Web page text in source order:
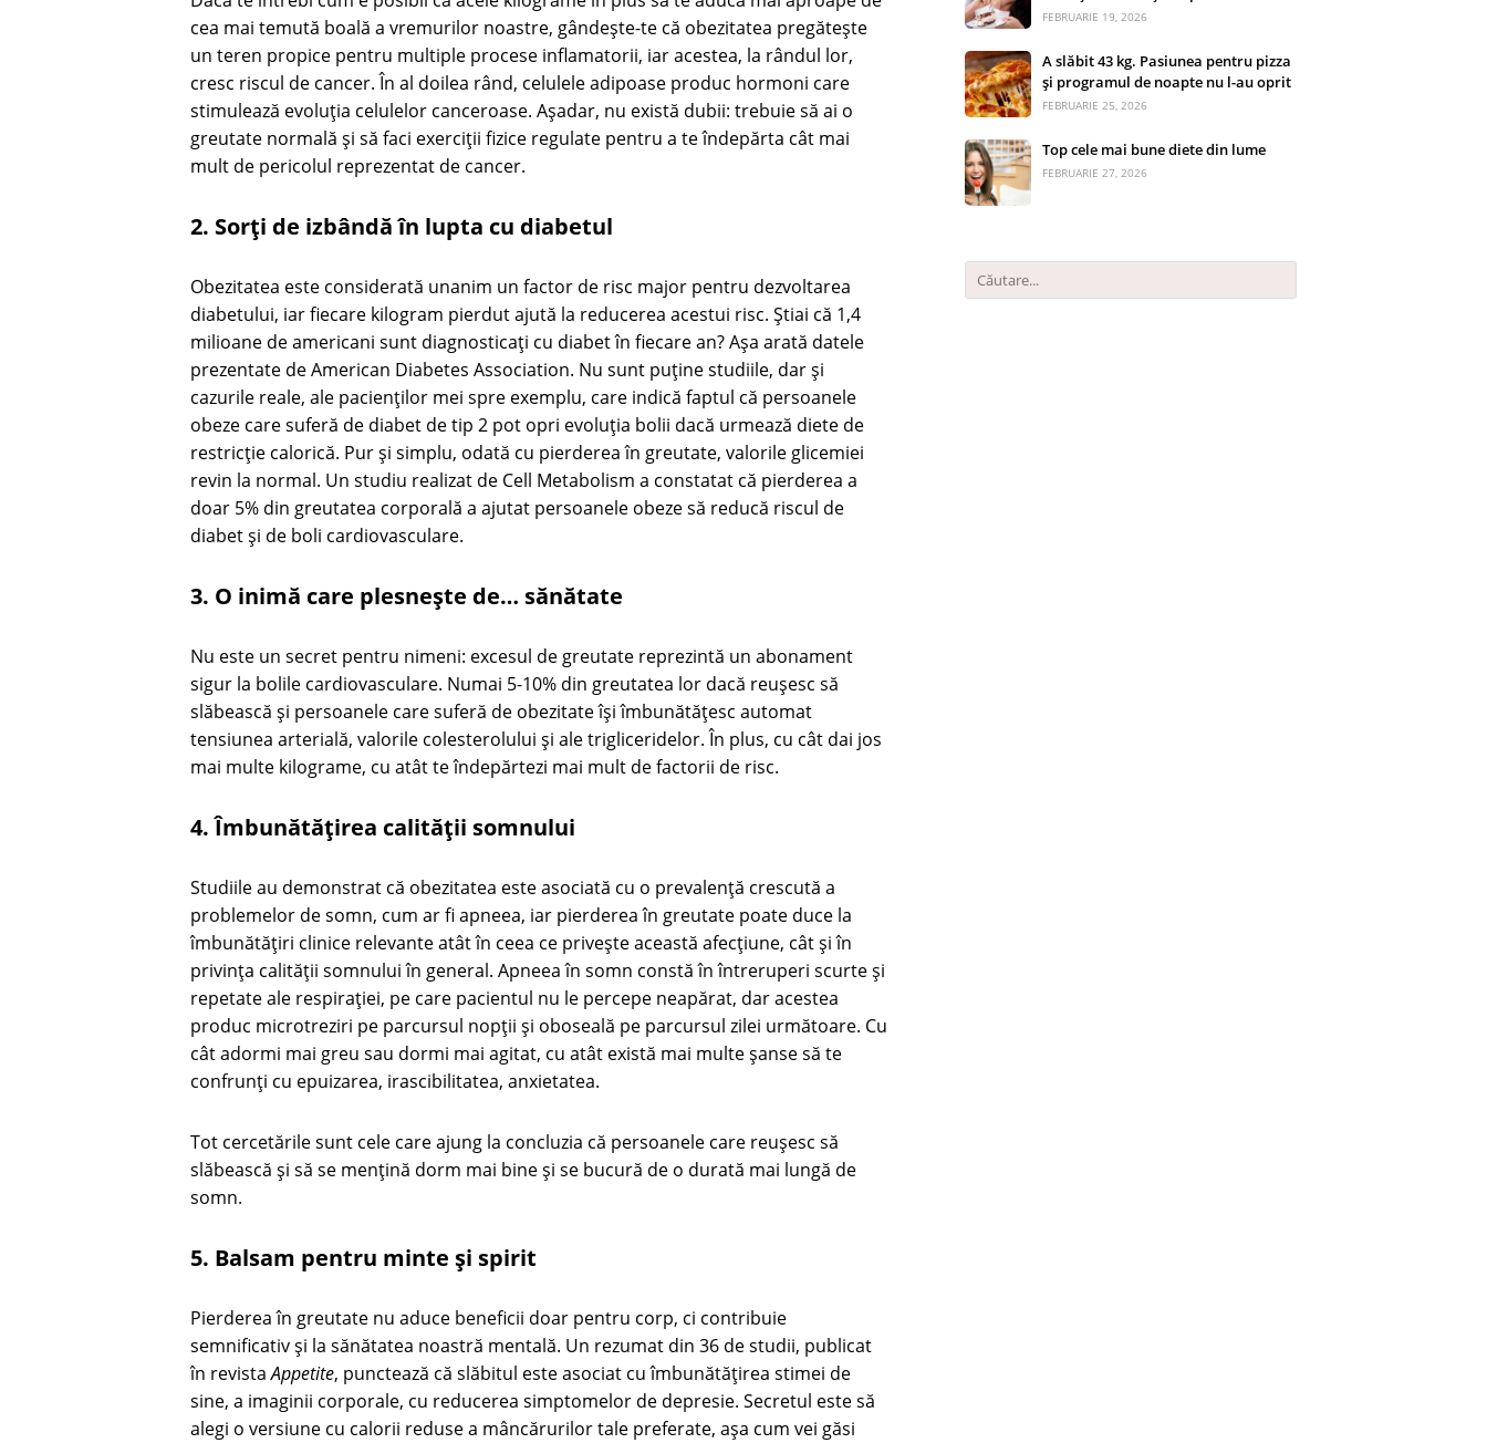
cea mai temută boală a vremurilor noastre, gândește-te că obezitatea pregătește
un teren propice pentru multiple procese inflamatorii, iar acestea, la rândul lor,
cresc riscul de cancer. În al doilea rând, celulele adipoase produc hormoni care
stimulează evoluția celulelor canceroase. Așadar, nu există dubii: trebuie să ai o
greutate normală și să faci exerciții fizice regulate pentru a te îndepărta cât mai
mult de pericolul reprezentat de cancer.
2. Sorți de izbândă în lupta cu diabetul
Obezitatea este considerată unanim un factor de risc major pentru dezvoltarea
diabetului, iar fiecare kilogram pierdut ajută la reducerea acestui risc. Știai că 1,4
milioane de americani sunt diagnosticați cu diabet în fiecare an? Așa arată datele
prezentate de American Diabetes Association. Nu sunt puține studiile, dar și
cazurile reale, ale pacienților mei spre exemplu, care indică faptul că persoanele
obeze care suferă de diabet de tip 2 pot opri evoluția bolii dacă urmează diete de
restricție calorică. Pur și simplu, odată cu pierderea în greutate, valorile glicemiei
revin la normal. Un studiu realizat de Cell Metabolism a constatat că pierderea a
doar 5% din greutatea corporală a ajutat persoanele obeze să reducă riscul de
diabet și de boli cardiovasculare.
3. O inimă care plesnește de… sănătate
Nu este un secret pentru nimeni: excesul de greutate reprezintă un abonament
sigur la bolile cardiovasculare. Numai 5-10% din greutatea lor dacă reușesc să
slăbească și persoanele care suferă de obezitate își îmbunătățesc automat
tensiunea arterială, valorile colesterolului și ale trigliceridelor. În plus, cu cât dai jos
mai multe kilograme, cu atât te îndepărtezi mai mult de factorii de risc.
4. Îmbunătățirea calității somnului
Studiile au demonstrat că obezitatea este asociată cu o prevalență crescută a
problemelor de somn, cum ar fi apneea, iar pierderea în greutate poate duce la
îmbunătățiri clinice relevante atât în ceea ce privește această afecțiune, cât și în
privința calității somnului în general. Apneea în somn constă în întreruperi scurte și
repetate ale respirației, pe care pacientul nu le percepe neapărat, dar acestea
produc microtreziri pe parcursul nopții și oboseală pe parcursul zilei următoare. Cu
cât adormi mai greu sau dormi mai agitat, cu atât există mai multe șanse să te
confrunți cu epuizarea, irascibilitatea, anxietatea.
Tot cercetările sunt cele care ajung la concluzia că persoanele care reușesc să
slăbească și să se mențină dorm mai bine și se bucură de o durată mai lungă de
somn.
5. Balsam pentru minte și spirit
Pierderea în greutate nu aduce beneficii doar pentru corp, ci contribuie
semnificativ și la sănătatea noastră mentală. Un rezumat din 36 de studii, publicat
în revistaAppetite, punctează că slăbitul este asociat cu îmbunătățirea stimei de
sine, a imaginii corporale, cu reducerea simptomelor de depresie. Secretul este să
alegi o versiune cu calorii reduse a mâncărurilor tale preferate, așa cum vei găsi
FEBRUARIE 19, 2026
A slăbit 43 kg. Pasiunea pentru pizza
și programul de noapte nu l-au oprit
FEBRUARIE 25, 2026
Top cele mai bune diete din lume
FEBRUARIE 27, 2026